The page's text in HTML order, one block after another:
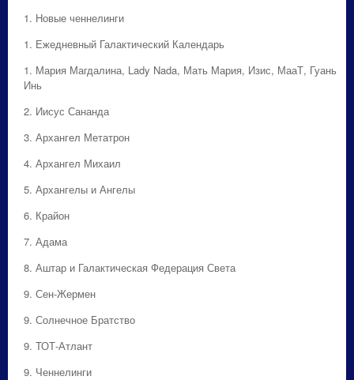
1. Hовые ченнелинги
1. Ежедневный Галактический Календарь
1. Мария Магдалина, Lady Nada, Мать Мария, Изис, МааТ, Гуань
Инь
2. Иисус Сананда
3. Архангел Метатрон
4. Архангел Михаил
5. Архангелы и Ангелы
6. Крайон
7. Адама
8. Аштар и Галактическая Федерация Света
9. Сен-Жермен
9. Солнечное Братство
9. ТОТ-Атлант
9. Ченнелинги